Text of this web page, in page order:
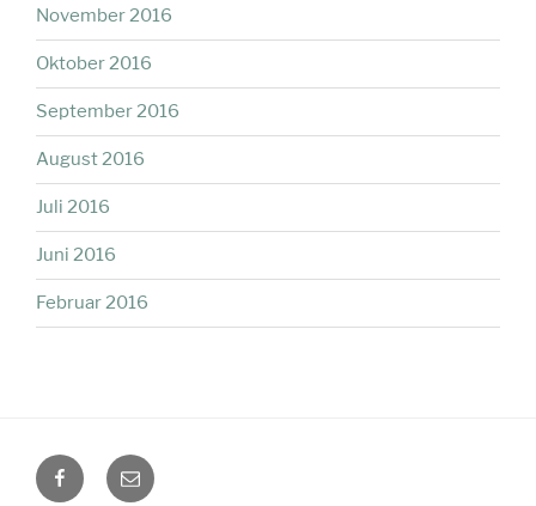
November 2016
Oktober 2016
September 2016
August 2016
Juli 2016
Juni 2016
Februar 2016
facebookMail